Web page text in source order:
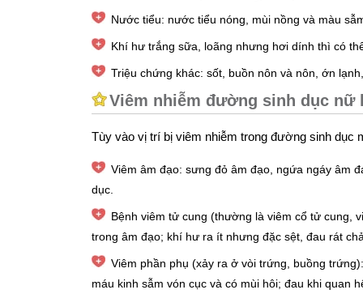
Nước tiểu: nước tiểu nóng, mùi nồng và màu
Khí hư trắng sữa, loãng nhưng hơi dính thì có
Triệu chứng khác: sốt, buồn nôn và nôn, ớn
Viêm nhiễm đường sinh dục nữ
Tùy vào vị trí bị viêm nhiễm trong đường sinh dục
Viêm âm đạo: sưng đỏ âm đạo, ngứa ngáy âm
dục.
Bệnh viêm tử cung (thường là viêm cổ tử cung,
trong âm đạo; khí hư ra ít nhưng đặc sệt, đau rát
Viêm phần phụ (xảy ra ở vòi trứng, buồng
máu kinh sẫm vón cục và có mùi hôi; đau khi quan